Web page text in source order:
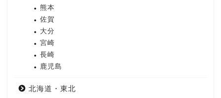
熊本
佐賀
大分
宮崎
長崎
鹿児島
北海道・東北